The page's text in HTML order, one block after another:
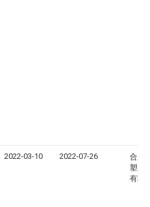
2022-03-10 2022-07-26
合肥
塑胶
有限